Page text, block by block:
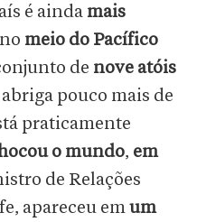
é ainda mais
meio do Pacífico
de nove atóis
abriga pouco mais de
praticamente
o mundo, em
de Relações
apareceu emum